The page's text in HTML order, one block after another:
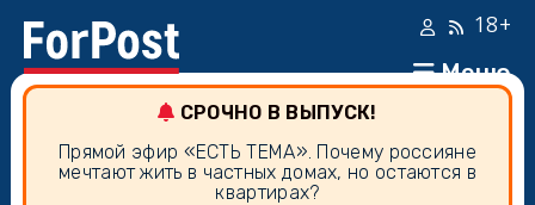
Меню
18+
СРОЧНО В ВЫПУСК!
Прямой эфир «ЕСТЬ ТЕМА». Почему россияне
мечтают жить в частных домах, но остаются в
квартирах?